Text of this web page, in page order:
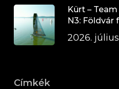
Kürt –
N3: Földvár
2026.
Címkék